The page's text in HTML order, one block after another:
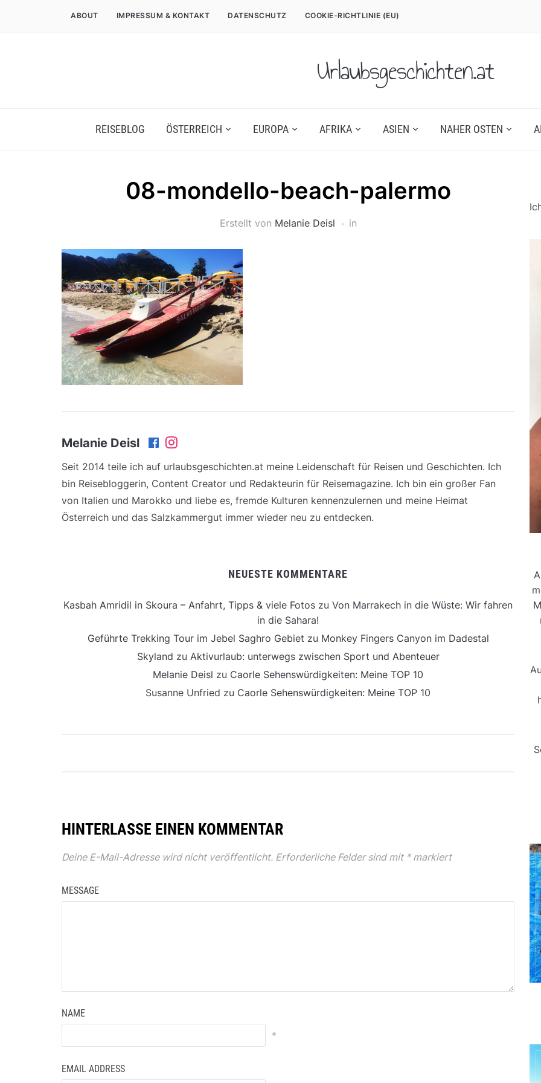
ABOUT IMPRESSUM & KONTAKT DATENSCHUTZ COOKIE-RICHTLINIE (EU)
Urlaubsgeschichten.at
REISEBLOG ÖSTERREICH EUROPA AFRIKA ASIEN NAHER OSTEN
08-mondello-beach-palermo
Erstellt von Melanie Deisl in
Melanie Deisl
Seit 2014 teile ich auf urlaubsgeschichten.at meine Leidenschaft für Reisen und Geschichten. Ich
bin Reisebloggerin, Content Creator und Redakteurin für Reisemagazine. Ich bin ein großer Fan
von Italien und Marokko und liebe es, fremde Kulturen kennenzulernen und meine Heimat
Österreich und das Salzkammergut immer wieder neu zu entdecken.
NEUESTE KOMMENTARE
Kasbah Amridil in Skoura – Anfahrt, Tipps & viele Fotos zu Von Marrakech in die Wüste: Wir fahren
in die Sahara!
Geführte Trekking Tour im Jebel Saghro Gebiet zu Monkey Fingers Canyon im Dadestal
Skyland zu Aktivurlaub: unterwegs zwischen Sport und Abenteuer
Melanie Deisl zu Caorle Sehenswürdigkeiten: Meine TOP 10
Susanne Unfried zu Caorle Sehenswürdigkeiten: Meine TOP 10
HINTERLASSE EINEN KOMMENTAR
Deine E-Mail-Adresse wird nicht veröffentlicht. Erforderliche Felder sind mit *markiert
MESSAGE
NAME
*
EMAIL ADDRESS